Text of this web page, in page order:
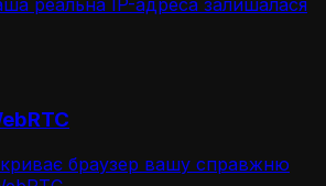
реальна IP-адреса залишалася
браузер вашу справжню